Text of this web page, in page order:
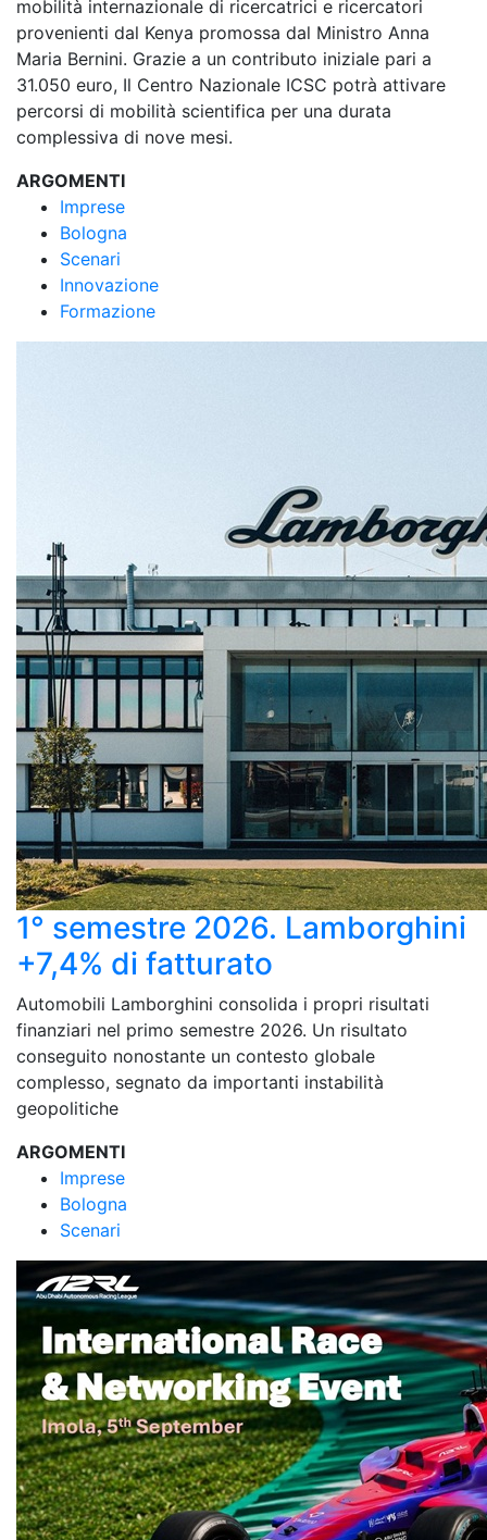
mobilità internazionale di ricercatrici e ricercatori
provenienti dal Kenya promossa dal Ministro Anna
Maria Bernini. Grazie a un contributo iniziale pari a
31.050 euro, Il Centro Nazionale ICSC potrà attivare
percorsi di mobilità scientifica per una durata
complessiva di nove mesi.
ARGOMENTI
Imprese
Bologna
Scenari
Innovazione
Formazione
1° semestre 2026. Lamborghini
+7,4% di fatturato
Automobili Lamborghini consolida i propri risultati
finanziari nel primo semestre 2026. Un risultato
conseguito nonostante un contesto globale
complesso, segnato da importanti instabilità
geopolitiche
ARGOMENTI
Imprese
Bologna
Scenari